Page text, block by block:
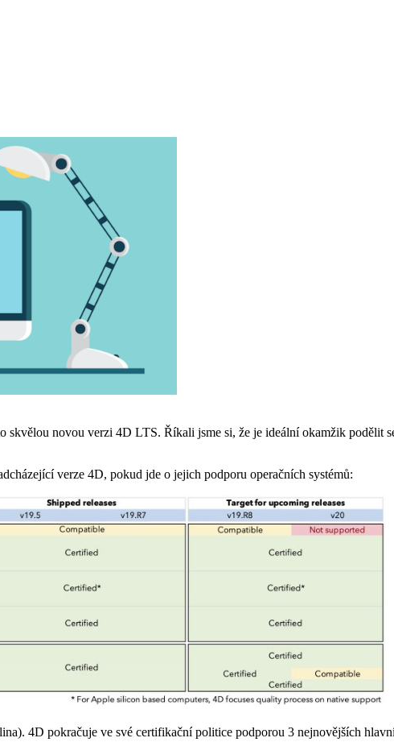
novou verzi 4D LTS. Říkali jsme si, že je ideální okamžik podělit
verze 4D, pokud jde o jejich podporu operačních systémů:
4D pokračuje ve své certifikační politice podporou 3 nejnovějších